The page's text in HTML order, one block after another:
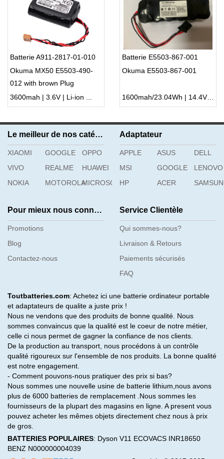
Batterie A911-2817-01-010
Okuma MX50 E5503-490-
012 with brown Plug
3600mah | 3.6V | Li-ion ...
Batterie E5503-867-001
Okuma E5503-867-001
1600mah/23.04Wh | 14.4V | Li-ion ...
Le meilleur de nos catégories
XIAOMI GOOGLE
OPPO
VIVO
REALME
HUAWEI
NOKIA
MOTOROLAMICROSOFT
Adaptateur
APPLE ASUS
DELL
MSI
GOOGLE
LENOVO
HP
ACER
Pour mieux nous connaître
Promotions
Blog
Contactez-nous
Service Clientèle
Qui sommes-nous?
Livraison & Retours
Paiements sécurisés
FAQ
Toutbatteries.com: Achetez ici une batterie ordinateur portable
et adaptateurs de qualite a juste prix !
Nous ne vendons que des produits de bonne qualité. Nous
sommes convaincus que la qualité est le coeur de notre métier,
celle ci nous permet de gagner la confiance de nos clients.
De la production au transport, nous procédons à un contrôle
qualité rigoureux sur l'ensemble de nos produits. La bonne qualité
est notre engagement.
- Comment pouvons-nous pratiquer des prix si bas?
Nous sommes une nouvelle usine de batterie lithium,nous avons
plus de 6000 batteries de remplacement .Nous sommes les
fournisseurs de la plupart des magasins en ligne. A present vous
pouvez acheter les mêmes objets directement chez nous à prix
de gros.
BATTERIES POPULAIRES: Dyson V11 ECOVACS INR18650
BENZ N000000004039